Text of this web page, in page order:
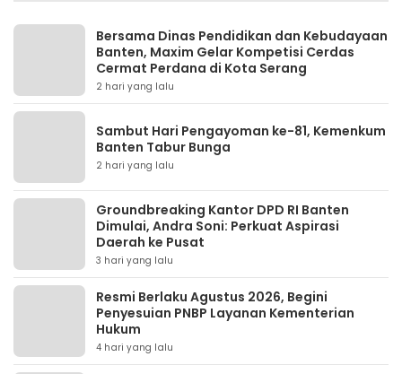
Bersama Dinas Pendidikan dan Kebudayaan
Banten, Maxim Gelar Kompetisi Cerdas
Cermat Perdana di Kota Serang
2 hari yang lalu
Sambut Hari Pengayoman ke-81, Kemenkum
Banten Tabur Bunga
2 hari yang lalu
Groundbreaking Kantor DPD RI Banten
Dimulai, Andra Soni: Perkuat Aspirasi
Daerah ke Pusat
3 hari yang lalu
Resmi Berlaku Agustus 2026, Begini
Penyesuian PNBP Layanan Kementerian
Hukum
4 hari yang lalu